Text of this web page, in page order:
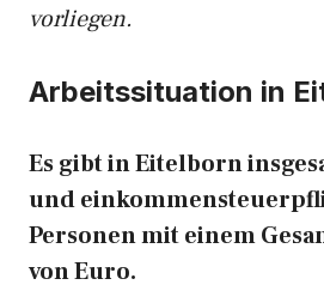
vorliegen.
Arbeitssituation in
Es gibt in Eitelborn
und
Personen mit einem
von Euro.